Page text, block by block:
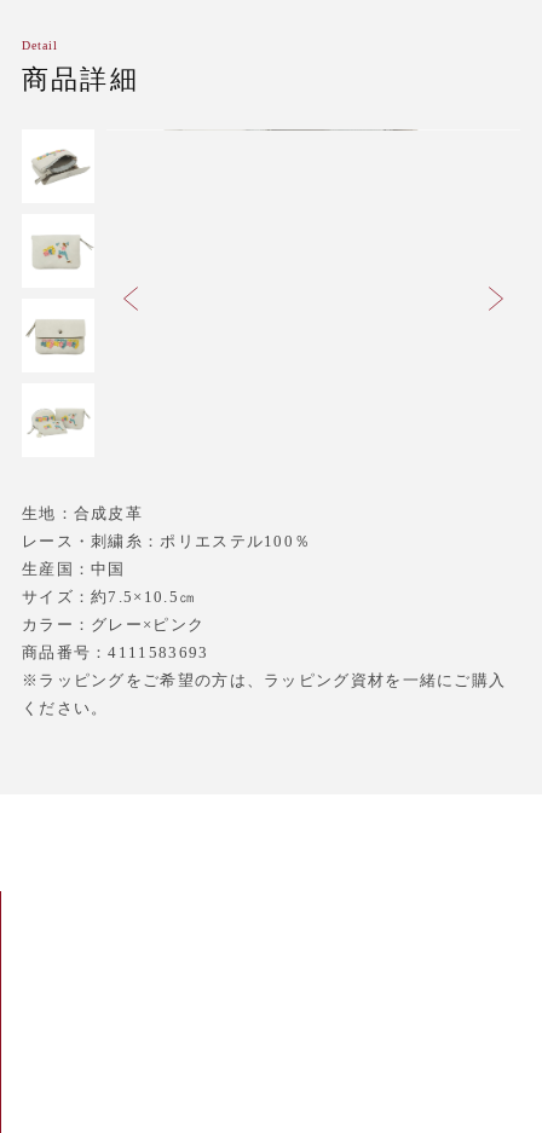
商品詳細
Detail
生地：合成皮革
レース・刺繍糸：ポリエステル100％
生産国：中国
サイズ：約7.5×10.5㎝
カラー：グレー×ピンク
商品番号：4111583693
※ラッピングをご希望の方は、ラッピング資材を一緒にご購入
ください。